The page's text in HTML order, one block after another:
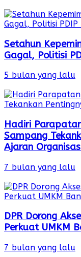
Setahun
Gagal, Politisi
5 bulan yang lalu
Hadiri
Sampang
Ajaran
7 bulan yang lalu
DPR Dorong
Perkuat UMKM
7 bulan yang lalu